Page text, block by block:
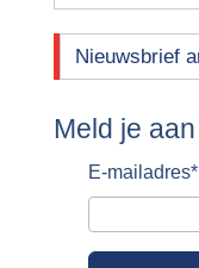
Nieuwsbrief
Meld je
E-mailadres*